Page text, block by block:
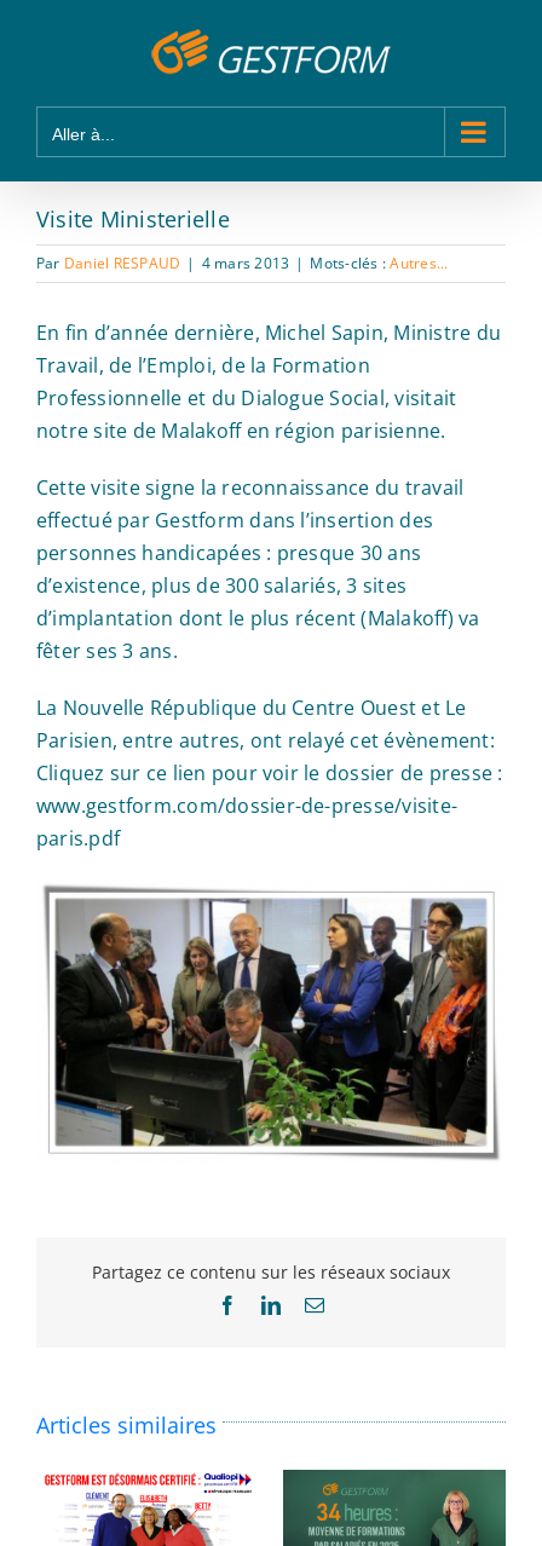
Aller à...
Visite Ministerielle
Par Daniel RESPAUD | 4 mars 2013 | Mots-clés :Autres...
En fin d’année dernière, Michel Sapin, Ministre du
Travail, de l’Emploi, de la Formation
Professionnelle et du Dialogue Social, visitait
notre site de Malakoff en région parisienne.
Cette visite signe la reconnaissance du travail
effectué par Gestform dans l’insertion des
personnes handicapées : presque 30 ans
d’existence, plus de 300 salariés, 3 sites
d’implantation dont le plus récent (Malakoff) va
fêter ses 3 ans.
La Nouvelle République du Centre Ouest et Le
Parisien, entre autres, ont relayé cet évènement:
Cliquez sur ce lien pour voir le dossier de presse :
www.gestform.com/dossier-de-presse/visite-
paris.pdf
Partagez ce contenu sur les réseaux sociaux
FacebookLinkedInEmail
Articles similaires